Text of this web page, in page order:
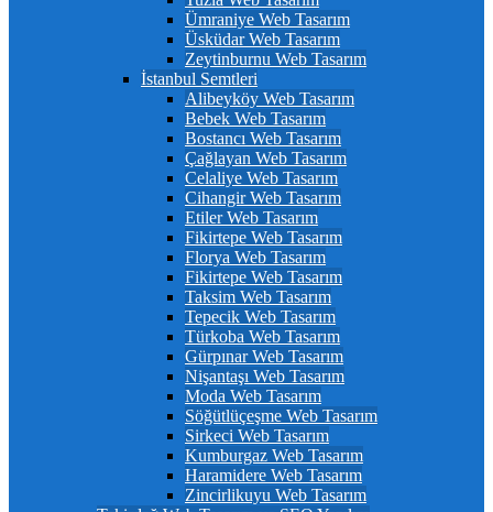
Ümraniye Web Tasarım
Üsküdar Web Tasarım
Zeytinburnu Web Tasarım
İstanbul Semtleri
Alibeyköy Web Tasarım
Bebek Web Tasarım
Bostancı Web Tasarım
Çağlayan Web Tasarım
Celaliye Web Tasarım
Cihangir Web Tasarım
Etiler Web Tasarım
Fikirtepe Web Tasarım
Florya Web Tasarım
Fikirtepe Web Tasarım
Taksim Web Tasarım
Tepecik Web Tasarım
Türkoba Web Tasarım
Gürpınar Web Tasarım
Nişantaşı Web Tasarım
Moda Web Tasarım
Söğütlüçeşme Web Tasarım
Sirkeci Web Tasarım
Kumburgaz Web Tasarım
Haramidere Web Tasarım
Zincirlikuyu Web Tasarım